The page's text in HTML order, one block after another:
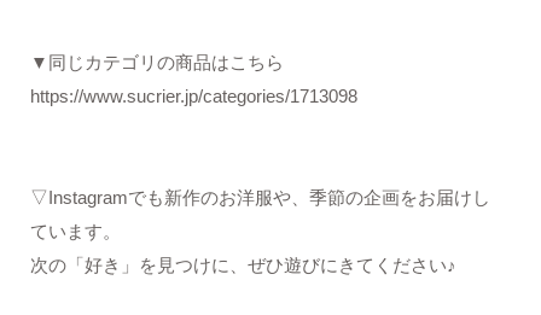
▼同じカテゴリの商品はこちら
https://www.sucrier.jp/categories/1713098
▽Instagramでも新作のお洋服や、季節の企画をお届けし
ています。
次の「好き」を見つけに、ぜひ遊びにきてください♪